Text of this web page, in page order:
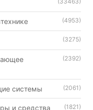
(4953)
(3275)
(2392)
системы (2061)
и средства
(1821)